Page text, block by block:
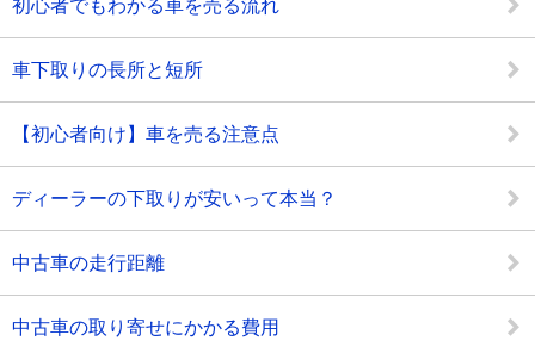
初心者でもわかる車を売る流れ
車下取りの長所と短所
【初心者向け】車を売る注意点
ディーラーの下取りが安いって本当？
中古車の走行距離
中古車の取り寄せにかかる費用